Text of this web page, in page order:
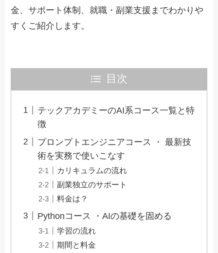
金、サポート体制、就職・副業支援までわかりや
すくご紹介します。
目次
テックアカデミーのAI系コース一覧と特
徴
プロンプトエンジニアコース ・ 最新技
術を実務で使いこなす
カリキュラムの流れ
副業独立のサポート
料金は？
Pythonコース ・AIの基礎を固める
学習の流れ
期間と料金